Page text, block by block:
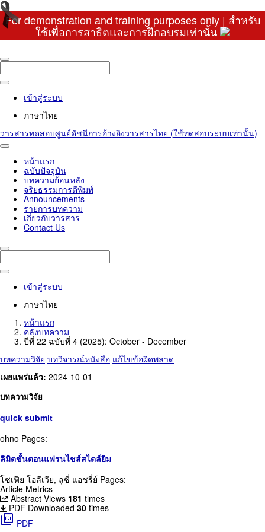
For demonstration and training purposes only | สำหรับ
ใช้เพื่อการสาธิตและการฝึกอบรมเท่านั้น
เข้าสู่ระบบ
ภาษาไทย
วารสารทดสอบศูนย์ดัชนีการอ้างอิงวารสารไทย (ใช้ทดสอบระบบเท่านั้น)
Toggle
navigation
หน้าแรก
ฉบับปัจจุบัน
บทความย้อนหลัง
จริยธรรมการตีพิมพ์
Announcements
รายการบทความ
เกี่ยวกับวารสาร
Contact Us
เข้าสู่ระบบ
ภาษาไทย
หน้าแรก
คลังบทความ
ปีที่ 22 ฉบับที่ 4 (2025): October - December
บทความวิจัย บทวิจารณ์หนังสือ แก้ไขข้อผิดพลาด
เผยแพร่แล้ว: 2024-10-01
บทความวิจัย
quick submit
ohno Pages:
ลิมิตขั้นตอนแฟรนไชส์สไตล์ยิม
โซเฟีย โอลีเวีย, ลูซี่ แอชรี่ย์ Pages:
Article Metrics
Abstract Views 181 times
PDF Downloaded 30times
picture_as_pdf PDF